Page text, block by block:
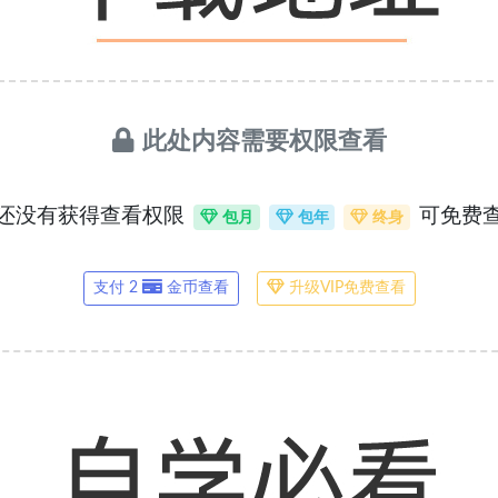
此处内容需要权限查看
没有获得查看权限 包月 包年 终身 可免费
支付 2 金币查看 升级VIP免费查看